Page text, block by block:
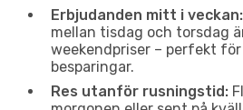
Erbjudanden mitt i veckan:
mellan tisdag och torsdag
weekendpriser – perfekt
besparingar.
Res utanför rusningstid: